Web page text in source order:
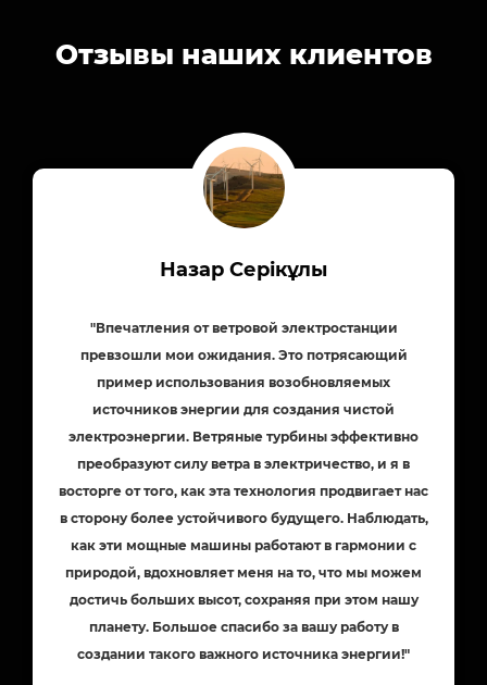
Отзывы наших клиентов
Назар Серікұлы
"Впечатления от ветровой электростанции
превзошли мои ожидания. Это потрясающий
пример использования возобновляемых
источников энергии для создания чистой
электроэнергии. Ветряные турбины эффективно
преобразуют силу ветра в электричество, и я в
восторге от того, как эта технология продвигает нас
в сторону более устойчивого будущего. Наблюдать,
как эти мощные машины работают в гармонии с
природой, вдохновляет меня на то, что мы можем
достичь больших высот, сохраняя при этом нашу
планету. Большое спасибо за вашу работу в
создании такого важного источника энергии!"